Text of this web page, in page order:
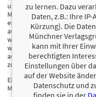
und nostalgischer Anekdoten,
Mit vielfältigen Themen aus
es der ideale Begleiter für
auf eine Zeit zurückblicken
warmes Gefühl gibt. Ob
wissenschaftliche
aus der Welt der Schönen
zu einer unterhaltsamen
Ein Buch, das Erinnerungen
Momenten überrascht – zum
zu lernen. Dazu
Daten, z.B.: Ihre
Kürzung). Die
Münchner
kann mit Ihrer
berechtigten
Einstellungen über
auf der Website
Datenschutz und
finden sie in der